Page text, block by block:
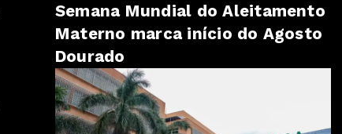
Semana Mundial do Aleitamento
Materno marca início do Agosto
Dourado